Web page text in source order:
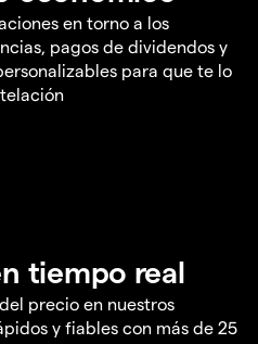
en torno a los
pagos de dividendos y
para que te lo
tiempo real
precio en nuestros
y fiables con más de 25